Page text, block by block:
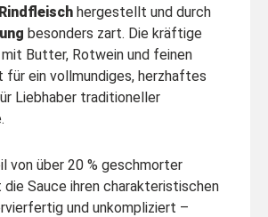
Rindfleisch hergestellt und durch
besonders zart. Die kräftige
mit Butter, Rotwein und feinen
für ein vollmundiges, herzhaftes
Liebhaber traditioneller
von über 20 % geschmorter
Sauce ihren charakteristischen
und unkompliziert –